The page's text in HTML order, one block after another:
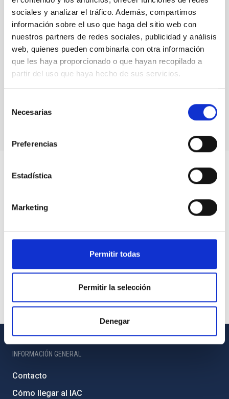
sociales y analizar el tráfico. Además, compartimos
información sobre el uso que haga del sitio web con
nuestros partners de redes sociales, publicidad y análisis
web, quienes pueden combinarla con otra información
que les haya proporcionado o que hayan recopilado a
partir del uso que haya hecho de sus servicios.
Necesarias
Preferencias
Estadística
Marketing
Permitir todas
Permitir la selección
Denegar
CONCEDIDA
INFORMACIÓN GENERAL
Contacto
Cómo llegar al IAC